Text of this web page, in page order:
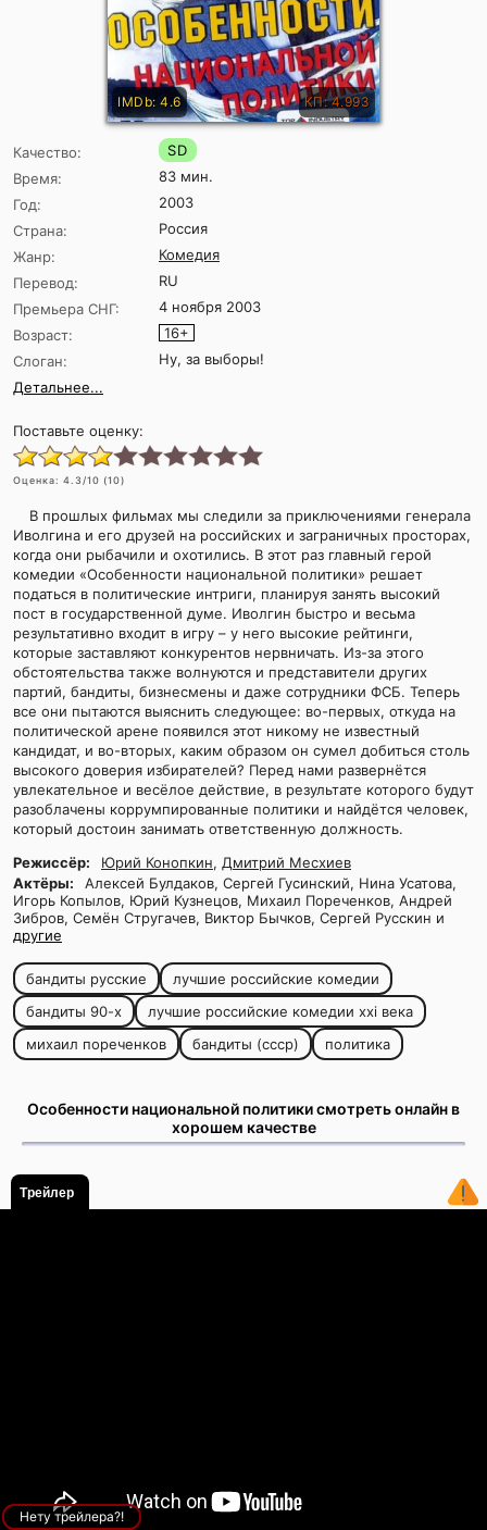
IMDb: 4.6 КП: 4.993
Качество:
SD
Время:
83 мин.
Год:
2003
Страна:
Россия
Жанр:
Комедия
Перевод:
RU
Премьера СНГ:
4 ноября 2003
Возраст:
16+
Слоган:
Ну, за выборы!
Детальнее...
Поставьте оценку:
Оценка: 4.3/10 (10)
В прошлых фильмах мы следили за приключениями генерала
Иволгина и его друзей на российских и заграничных просторах,
когда они рыбачили и охотились. В этот раз главный герой
комедии «Особенности национальной политики» решает
податься в политические интриги, планируя занять высокий
пост в государственной думе. Иволгин быстро и весьма
результативно входит в игру – у него высокие рейтинги,
которые заставляют конкурентов нервничать. Из-за этого
обстоятельства также волнуются и представители других
партий, бандиты, бизнесмены и даже сотрудники ФСБ. Теперь
все они пытаются выяснить следующее: во-первых, откуда на
политической арене появился этот никому не известный
кандидат, и во-вторых, каким образом он сумел добиться столь
высокого доверия избирателей? Перед нами развернётся
увлекательное и весёлое действие, в результате которого будут
разоблачены коррумпированные политики и найдётся человек,
который достоин занимать ответственную должность.
Режиссёр:
Юрий Конопкин, Дмитрий Месхиев
Актёры:
Алексей Булдаков, Сергей Гусинский, Нина Усатова,
Игорь Копылов, Юрий Кузнецов, Михаил Пореченков, Андрей
Зибров, Семён Стругачев, Виктор Бычков, Сергей Русскин и
другие
бандиты русские
лучшие российские комедии
бандиты 90-х
лучшие российские комедии xxi века
михаил пореченков
бандиты (ссср) политика
Особенности национальной политики смотреть онлайн в
хорошем качестве
Трейлер
Нету трейлера?!